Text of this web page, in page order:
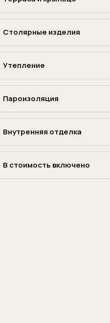
Столярные изделия
Утепление
Пароизоляция
Внутренняя отделка
В стоимость включено